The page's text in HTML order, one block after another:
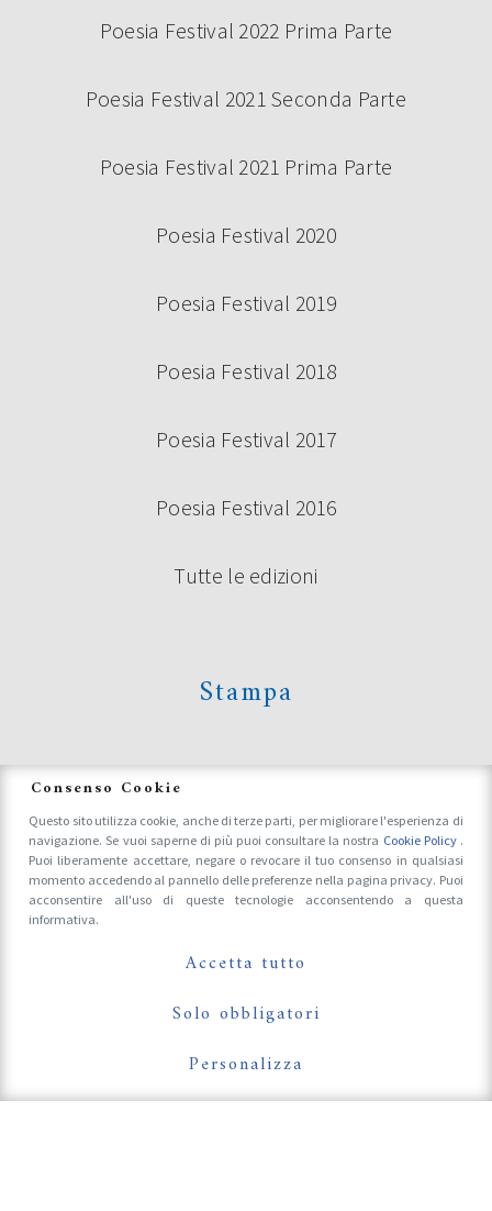
Poesia Festival 2022 Prima Parte
Poesia Festival 2021 Seconda Parte
Poesia Festival 2021 Prima Parte
Poesia Festival 2020
Poesia Festival 2019
Poesia Festival 2018
Poesia Festival 2017
Poesia Festival 2016
Tutte le edizioni
Stampa
Accrediti Stampa e Fotografi
Follow Us On
Consenso Cookie
Questo sito utilizza cookie, anche di terze parti, per migliorare l'esperienza di
navigazione. Se vuoi saperne di più puoi consultare la nostra Cookie Policy .
Puoi liberamente accettare, negare o revocare il tuo consenso in qualsiasi
momento accedendo al pannello delle preferenze nella pagina privacy. Puoi
acconsentire all'uso di queste tecnologie acconsentendo a questa
informativa.
Accetta tutto
Solo obbligatori
Personalizza